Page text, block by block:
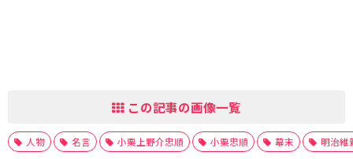
この記事の画像一覧
人物 名言 小栗上野介忠順 小栗忠順 幕末 明治維